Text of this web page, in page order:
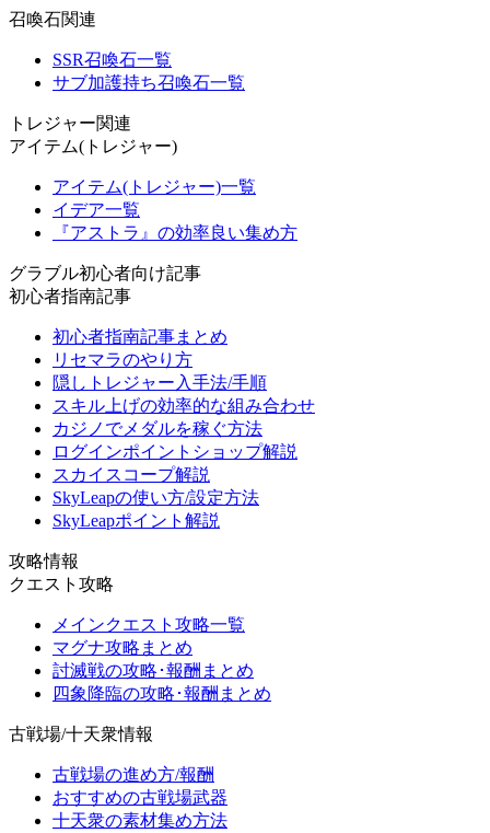
召喚石関連
SSR召喚石一覧
サブ加護持ち召喚石一覧
トレジャー関連
アイテム(トレジャー)
アイテム(トレジャー)一覧
イデア一覧
『アストラ』の効率良い集め方
グラブル初心者向け記事
初心者指南記事
初心者指南記事まとめ
リセマラのやり方
隠しトレジャー入手法/手順
スキル上げの効率的な組み合わせ
カジノでメダルを稼ぐ方法
ログインポイントショップ解説
スカイスコープ解説
SkyLeapの使い方/設定方法
SkyLeapポイント解説
攻略情報
クエスト攻略
メインクエスト攻略一覧
マグナ攻略まとめ
討滅戦の攻略･報酬まとめ
四象降臨の攻略･報酬まとめ
古戦場/十天衆情報
古戦場の進め方/報酬
おすすめの古戦場武器
十天衆の素材集め方法